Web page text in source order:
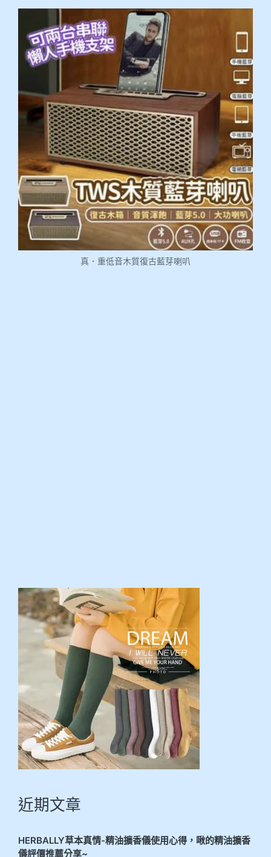
真．重低音木質復古藍芽喇叭
近期文章
HERBALLY草本真情-精油擴香儀使用心得，啾的精油擴香
儀評價推薦分享~